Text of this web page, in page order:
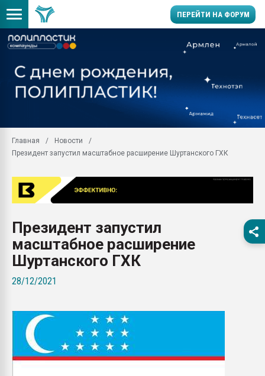
ПЕРЕЙТИ НА ФОРУМ
заводу пластмасс"
28.07.2026
28.07.2026
Главная
Новости
Президент запустил масштабное расширение Шуртанского ГХК
Президент запустил
масштабное расширение
Шуртанского ГХК
28/12/2021